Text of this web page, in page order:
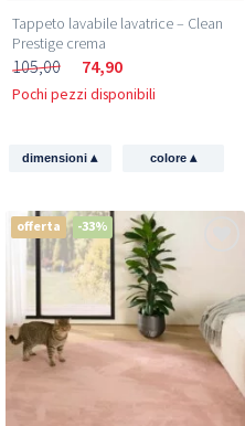
Tappeto lavabile lavatrice – Clean
Prestige crema
105,00 74,90
Pochi pezzi disponibili
dimensioni▴ colore ▴
offerta -33%